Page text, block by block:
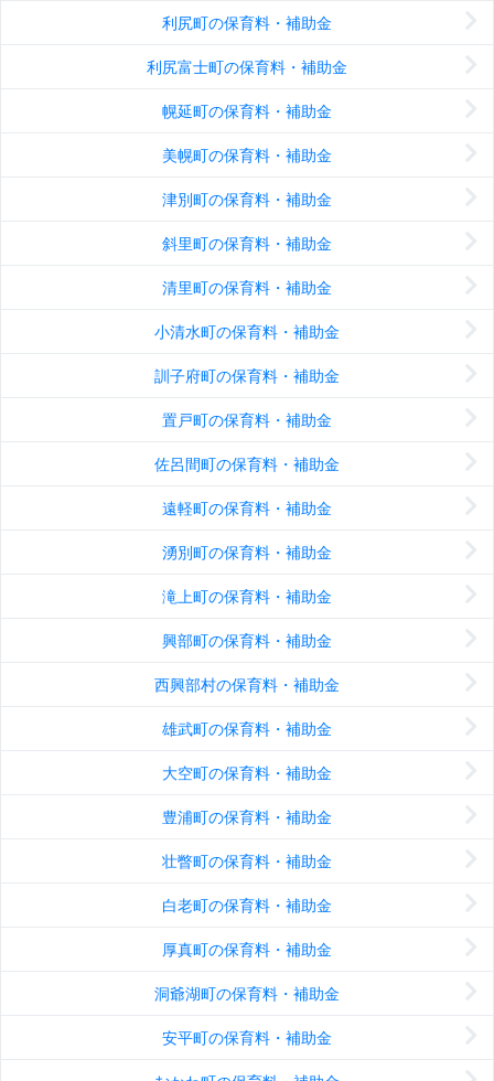
利尻町の保育料・補助金
利尻富士町の保育料・補助金
幌延町の保育料・補助金
美幌町の保育料・補助金
津別町の保育料・補助金
斜里町の保育料・補助金
清里町の保育料・補助金
小清水町の保育料・補助金
訓子府町の保育料・補助金
置戸町の保育料・補助金
佐呂間町の保育料・補助金
遠軽町の保育料・補助金
湧別町の保育料・補助金
滝上町の保育料・補助金
興部町の保育料・補助金
西興部村の保育料・補助金
雄武町の保育料・補助金
大空町の保育料・補助金
豊浦町の保育料・補助金
壮瞥町の保育料・補助金
白老町の保育料・補助金
厚真町の保育料・補助金
洞爺湖町の保育料・補助金
安平町の保育料・補助金